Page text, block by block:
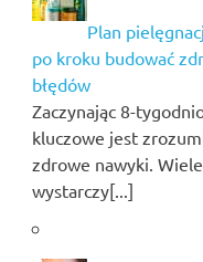
Plan
po kroku budować
błędów
Zaczynając 8-
kluczowe jest
zdrowe nawyki.
wystarczy[...]